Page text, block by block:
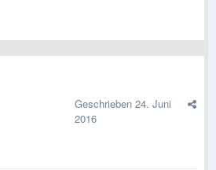
Geschrieben 24. Juni
2016